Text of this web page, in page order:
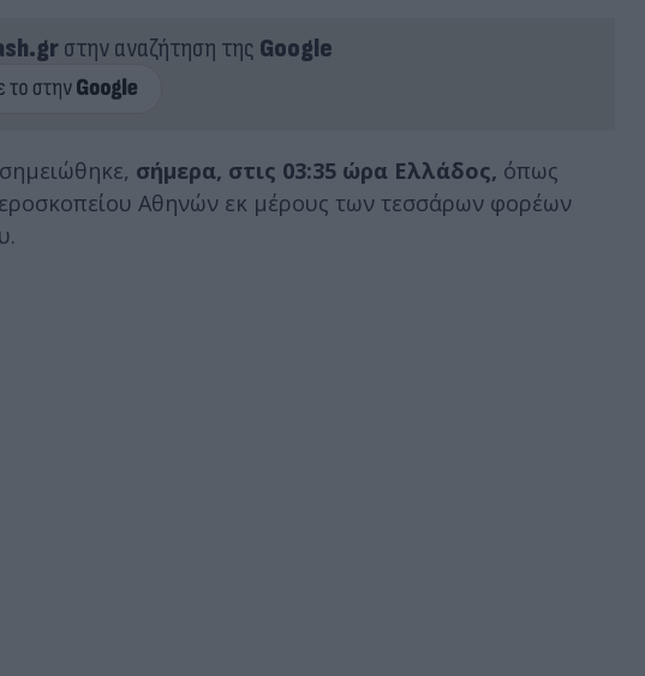
στην αναζήτηση της Google
σημειώθηκε, σήμερα, στις 03:35 ώρα Ελλάδος, όπως
Αθηνών εκ μέρους των τεσσάρων φορέων